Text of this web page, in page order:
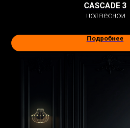
CASCADE 3
Подвесной
Подробнее